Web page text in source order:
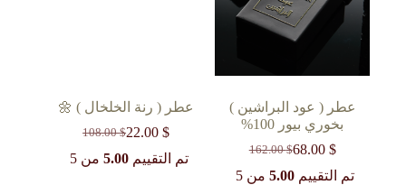
عطر ( عود البراشين )
بخوري بيور 100%
162.00$
السعر
الأصلي
68.00 $
السعر
الحالي تم التقييم 5.00من 5
عطر ( رنة الخلخال ) 🌼
108.00$
السعر
الأصلي
22.00$
السعر
الحاليتم التقييم5.00 من 5